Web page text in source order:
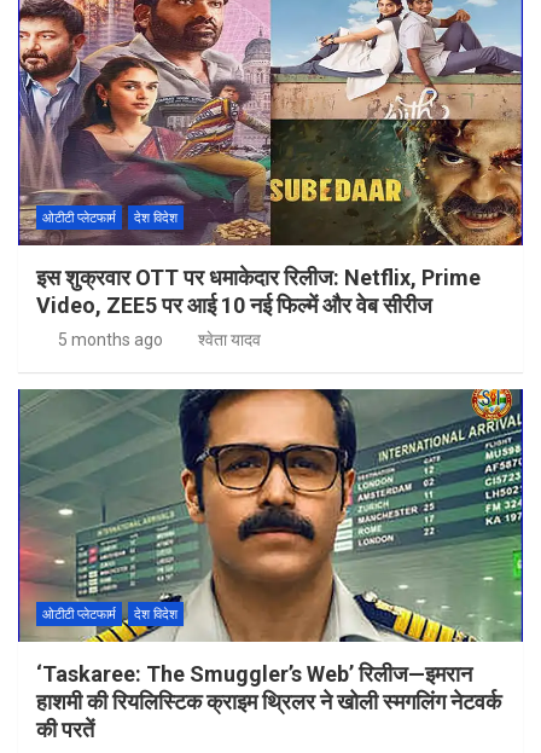
ओटीटी प्लेटफार्म देश विदेश
इस शुक्रवार OTT पर धमाकेदार रिलीज: Netflix, Prime
Video, ZEE5 पर आई 10 नई फिल्में और वेब सीरीज
5 months ago श्वेता यादव
ओटीटी प्लेटफार्म देश विदेश
‘Taskaree: The Smuggler’s Web’ रिलीज—इमरान
हाशमी की रियलिस्टिक क्राइम थ्रिलर ने खोली स्मगलिंग नेटवर्क
की परतें